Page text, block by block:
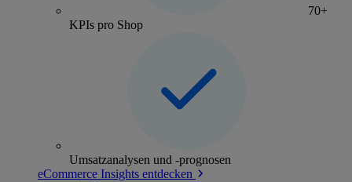
70+
KPIs pro Shop
Umsatzanalysen und -prognosen
eCommerce Insights entdecken